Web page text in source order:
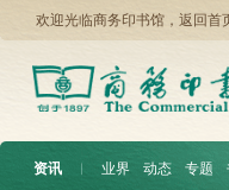
欢迎光临商务印书馆， 返回首
资讯 ︱ 业界 动态 专题